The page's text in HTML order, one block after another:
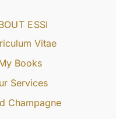
ESSI
Vitae
Books
Services
Champagne